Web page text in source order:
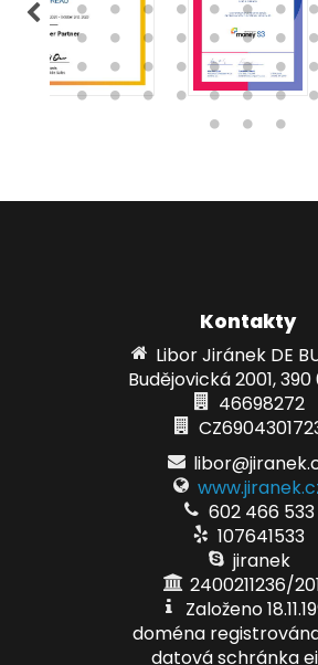
Kontakty
Libor Jiránek DE
Budějovická 2001,
46698272
602 466 533
107641533
jiranek
2400211236/
Založeno
doména registrována
datová schránka